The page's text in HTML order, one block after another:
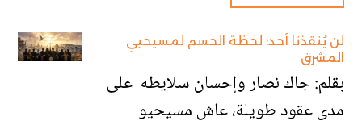
لن يُنقذنا أحد: لحظة الحسم لمسيحيي
المشرق
بقلم: جاك نصار وإحسان سلايطه على
مدى عقود طويلة، عاش مسيحيو